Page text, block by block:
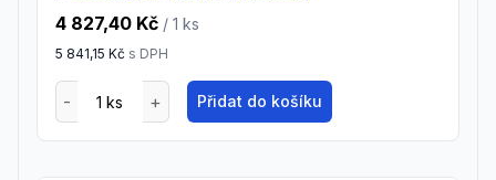
4 827,40 Kč / 1 ks
5 841,15 Kč s DPH
Přidat do košíku